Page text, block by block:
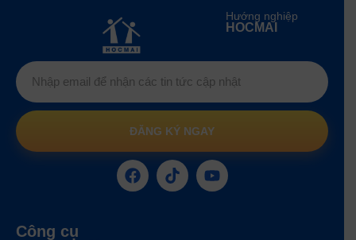
Hướng nghiệp
HOCMAI
ĐĂNG KÝ NGAY
Công cụ